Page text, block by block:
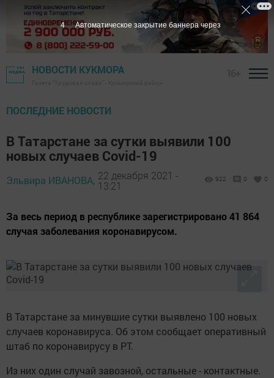
НОВОСТИ КУКМОРА
ПОСЛЕДНИЕ НОВОСТИ
В Татарстане за сутки выявили 100
новых случаев Covid-19
Эльвира ИВАНОВА, 22 декабря 2021 -
13:21
922 0 0
За весь период в республике зарегистрировано 41 864
случая заболевания коронавирусом.
В Татарстане за минувшие сутки выявлено 100 новых
случаев коронавируса. Об этом сообщает оперативный
штаб по коронавирусу в РТ.
Из них один случай завозной, остальные - контактные.
2 Автоматическое закрытие баннера через